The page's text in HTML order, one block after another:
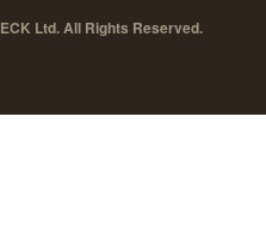
Ltd. All Rights Reserved.